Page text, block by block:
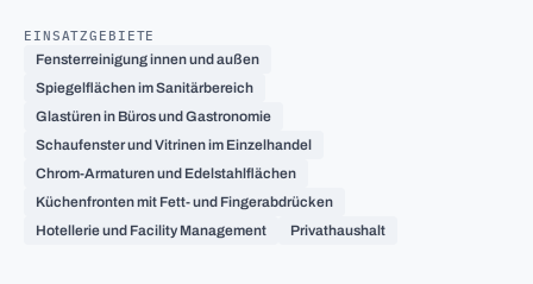
EINSATZGEBIETE
Fensterreinigung innen und außen
Spiegelflächen im Sanitärbereich
Glastüren in Büros und Gastronomie
Schaufenster und Vitrinen im Einzelhandel
Chrom-Armaturen und Edelstahlflächen
Küchenfronten mit Fett- und Fingerabdrücken
Hotellerie und Facility Management
Privathaushalt